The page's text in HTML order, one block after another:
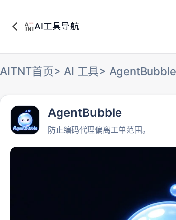
AI工具导航
AITNT首页> AI 工具> AgentBubble
AgentBubble
防止编码代理偏离工单范围。